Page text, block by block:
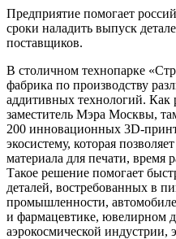
Предприятие помогает
сроки наладить выпуск
поставщиков.
В столичном технопарке
фабрика по производству
аддитивных технологий. Как
заместитель Мэра Москвы,
200 инновационных 3D-
экосистему, которая
материала для печати, время
Такое решение помогает
деталей, востребованных в
промышленности,
и фармацевтике, ювелирном
аэрокосмической индустрии,